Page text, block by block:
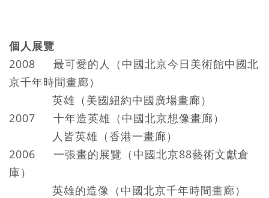
個人展覽
2008 最可愛的人（中國北京今日美術館中國北
京千年時間畫廊）
英雄（美國紐約中國廣場畫廊）
2007 十年造英雄（中國北京想像畫廊）
人皆英雄（香港一畫廊）
2006 一張畫的展覽（中國北京88藝術文獻倉
庫）
英雄的造像（中國北京千年時間畫廊）